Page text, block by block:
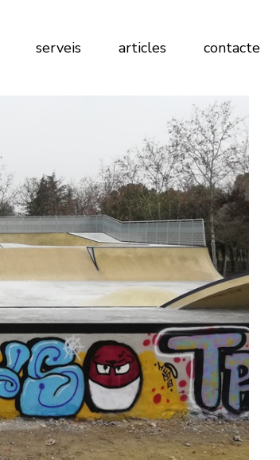
serveis articles contacte